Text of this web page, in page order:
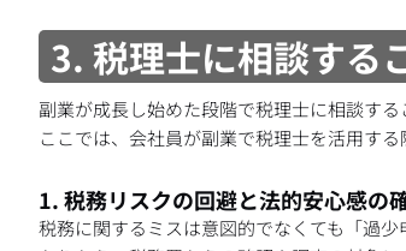
3. 税理士に相談する
副業が成長し始めた段階で税理士に相談す
ここでは、会社員が副業で税理士を活用す
1. 税務リスクの回避と法的安心感の
税務に関するミスは意図的でなくても「過